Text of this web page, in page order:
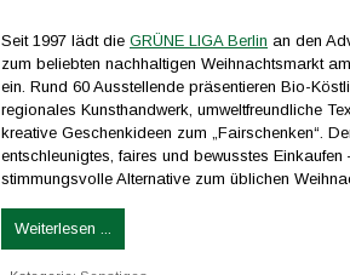
Seit 1997 lädt die GRÜNE LIGA Berlin an den
zum beliebten nachhaltigen Weihnachtsmarkt
ein. Rund 60 Ausstellende präsentieren Bio-
regionales Kunsthandwerk, umweltfreundliche
kreative Geschenkideen zum „Fairschenken“.
entschleunigtes, faires und bewusstes Einkaufen
stimmungsvolle Alternative zum üblichen
Weiterlesen ...